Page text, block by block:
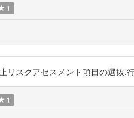
1
リスクアセスメント項目の選
1